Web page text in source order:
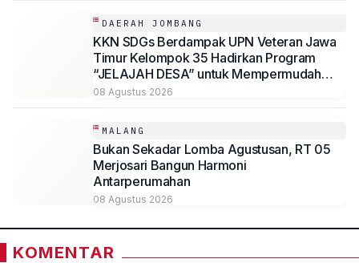
DAERAH JOMBANG
KKN SDGs Berdampak UPN Veteran Jawa
Timur Kelompok 35 Hadirkan Program
“JELAJAH DESA” untuk Mempermudah
Akses Informasi Desa Sambirejo
08 Agustus 2026
MALANG
Bukan Sekadar Lomba Agustusan, RT 05
Merjosari Bangun Harmoni
Antarperumahan
08 Agustus 2026
KOMENTAR